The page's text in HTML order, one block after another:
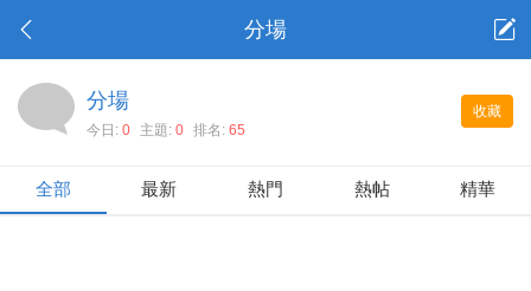
分場
收藏
分場
今日: 0 主題: 0 排名: 65
全部 最新 熱門 熱帖 精華